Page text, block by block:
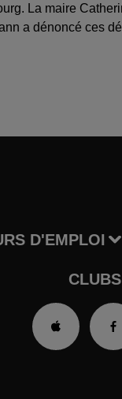
La maire
a dénoncé ces
D'EMPLOI